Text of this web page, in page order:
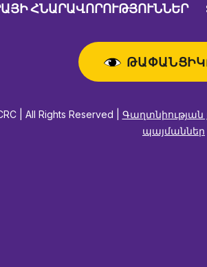
ՀՆԱՐԱՎՈՐՈՒԹՅՈՒՆՆԵՐ
| All Rights Reserved |
պայմաններ